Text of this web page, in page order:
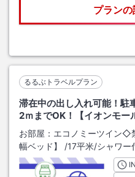
プラン
るるぶトラベルプラン
滞在中の出し入れ可能！
2ｍまでOK！【イオンモー
お部屋： エコノミーツイン◇
幅ベッド】
/17平米/シャワー